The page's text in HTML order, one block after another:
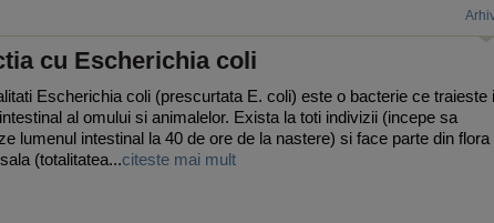
cu Escherichia coli
Escherichia coli (prescurtata E. coli) este o bacterie ce traieste
al omului si animalelor. Exista la toti indivizii (incepe sa
lumenul intestinal la 40 de ore de la nastere) si face parte din flora
(totalitatea...citeste mai mult